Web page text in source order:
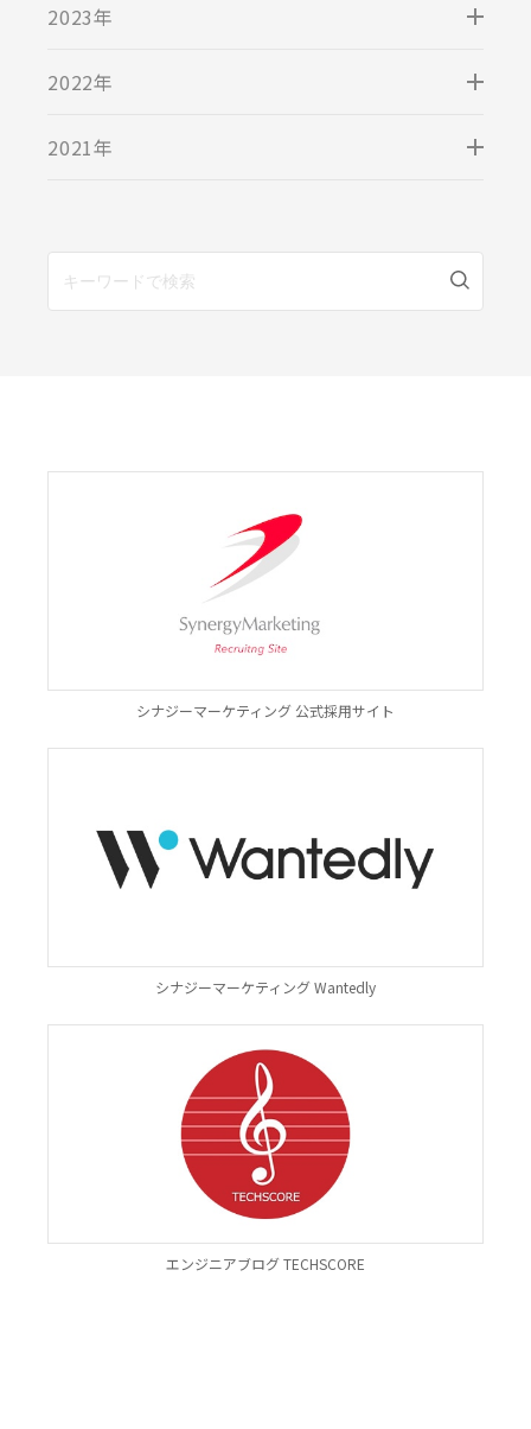
2023年
2022年
2021年
シナジーマーケティング 公式採用サイト
シナジーマーケティング Wantedly
エンジニアブログ TECHSCORE